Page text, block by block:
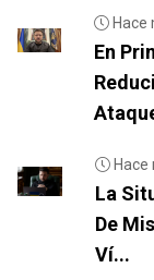
Hace
En
Hace
La
De
Ví...